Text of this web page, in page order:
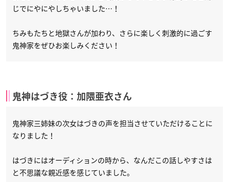
じでにやにやしちゃいました…！
ちみもたちと地獄さんが加わり、さらに楽しく刺激的に過ごす
鬼神家をぜひお楽しみください！
鬼神はづき役：加隈亜衣さん
鬼神家三姉妹の次女はづきの声を担当させていただけることに
なりました！
はづきにはオーディションの時から、なんだこの話しやすさは
と不思議な親近感を感じていました。